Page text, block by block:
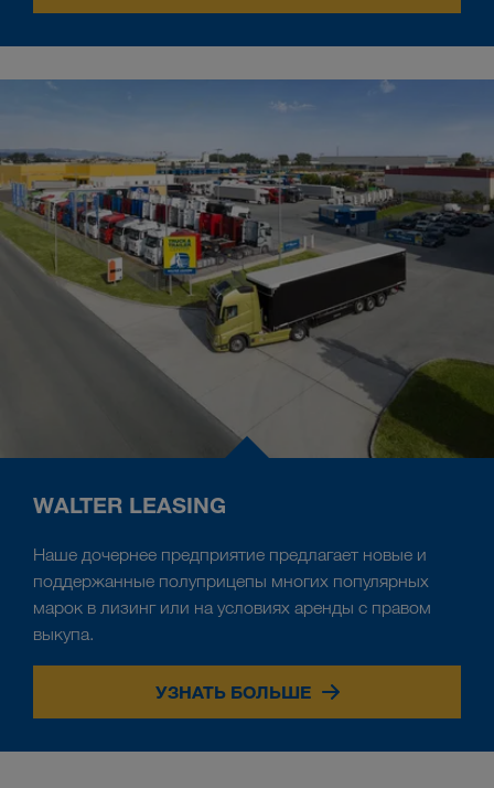
WALTER LEASING
Наше дочернее предприятие предлагает новые и
поддержанные полуприцепы многих популярных
марок в лизинг или на условиях аренды с правом
выкупа.
УЗНАТЬ БОЛЬШЕ